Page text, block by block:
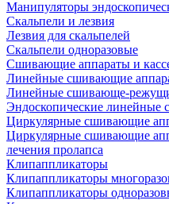
Манипуляторы
Скальпели и лезвия
Лезвия для скальпелей
Скальпели одноразовые
Сшивающие аппараты и
Линейные сшивающие
Линейные сшивающе-
Эндоскопические линейные
Циркулярные сшивающие
Циркулярные сшивающие
лечения пролапса
Клипаппликаторы
Клипаппликаторы
Клипаппликаторы